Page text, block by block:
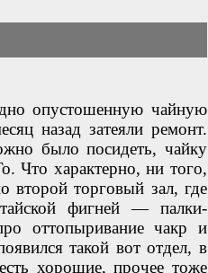
опустошенную чайную
назад затеяли ремонт.
было посидеть, чайку
Что характерно, ни того,
второй торговый зал, где
фигней — палки-
оттопыривание чакр и
такой вот отдел, в
хорошие, прочее тоже